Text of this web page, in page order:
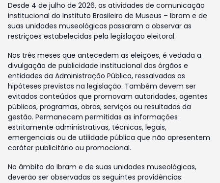
Desde 4 de julho de 2026, as atividades de comunicação
institucional do Instituto Brasileiro de Museus – Ibram e de
suas unidades museológicas passaram a observar as
restrições estabelecidas pela legislação eleitoral.
Nos três meses que antecedem as eleições, é vedada a
divulgação de publicidade institucional dos órgãos e
entidades da Administração Pública, ressalvadas as
hipóteses previstas na legislação. Também devem ser
evitados conteúdos que promovam autoridades, agentes
públicos, programas, obras, serviços ou resultados da
gestão. Permanecem permitidas as informações
estritamente administrativas, técnicas, legais,
emergenciais ou de utilidade pública que não apresentem
caráter publicitário ou promocional.
No âmbito do Ibram e de suas unidades museológicas,
deverão ser observadas as seguintes providências: